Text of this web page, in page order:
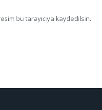
bu tarayıcıya kaydedilsin.